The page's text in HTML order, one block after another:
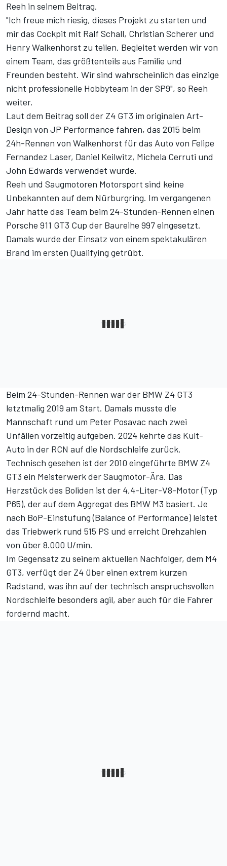
Reeh in seinem Beitrag.
"Ich freue mich riesig, dieses Projekt zu starten und
mir das Cockpit mit Ralf Schall, Christian Scherer und
Henry Walkenhorst zu teilen. Begleitet werden wir von
einem Team, das größtenteils aus Familie und
Freunden besteht. Wir sind wahrscheinlich das einzige
nicht professionelle Hobbyteam in der SP9", so Reeh
weiter.
Laut dem Beitrag soll der Z4 GT3 im originalen Art-
Design von JP Performance fahren, das 2015 beim
24h-Rennen von Walkenhorst für das Auto von Felipe
Fernandez Laser, Daniel Keilwitz, Michela Cerruti und
John Edwards verwendet wurde.
Reeh und Saugmotoren Motorsport sind keine
Unbekannten auf dem Nürburgring. Im vergangenen
Jahr hatte das Team beim 24-Stunden-Rennen einen
Porsche 911 GT3 Cup der Baureihe 997 eingesetzt.
Damals wurde der Einsatz von einem spektakulären
Brand im ersten Qualifying getrübt.
Beim 24-Stunden-Rennen war der BMW Z4 GT3
letztmalig 2019 am Start. Damals musste die
Mannschaft rund um Peter Posavac nach zwei
Unfällen vorzeitig aufgeben. 2024 kehrte das Kult-
Auto in der RCN auf die Nordschleife zurück.
Technisch gesehen ist der 2010 eingeführte BMW Z4
GT3 ein Meisterwerk der Saugmotor-Ära. Das
Herzstück des Boliden ist der 4,4-Liter-V8-Motor (Typ
P65), der auf dem Aggregat des BMW M3 basiert. Je
nach BoP-Einstufung (Balance of Performance) leistet
das Triebwerk rund 515 PS und erreicht Drehzahlen
von über 8.000 U/min.
Im Gegensatz zu seinem aktuellen Nachfolger, dem M4
GT3, verfügt der Z4 über einen extrem kurzen
Radstand, was ihn auf der technisch anspruchsvollen
Nordschleife besonders agil, aber auch für die Fahrer
fordernd macht.